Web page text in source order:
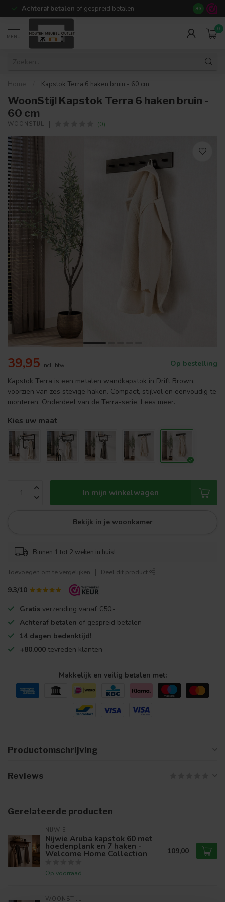
Achteraf betalen of gespreid betalen 14 dagen
9.3
MENU
0
Home Kapstok Terra 6 haken bruin - 60 cm
WoonStijl Kapstok Terra 6 haken bruin -
60 cm
WOONSTIJL (0)
39,95 Incl. btw
Op bestelling
Kapstok Terra is een metalen wandkapstok in Drift Brown,
voorzien van zes stevige haken. Compact, stijlvol en eenvoudig te
monteren. Onderdeel van de Terra-serie. Lees meer.
Kies uw maat
In mijn winkelwagen
Bekijk in je woonkamer
Binnen 1 tot 2 weken in huis!
Toevoegen om te vergelijken Deel dit product
9.3/10
Gratis verzending vanaf €50,-
Achteraf betalen of gespreid betalen
14 dagen bedenktijd!
+80.000 tevreden klanten
Makkelijk en veilig betalen met:
Productomschrijving
Reviews
Gerelateerde producten
NIJWIE
Nijwie Aruba kapstok 60 met
hoedenplank en 7 haken -
Welcome Home Collection
Op voorraad
109,00
WOONSTIJL